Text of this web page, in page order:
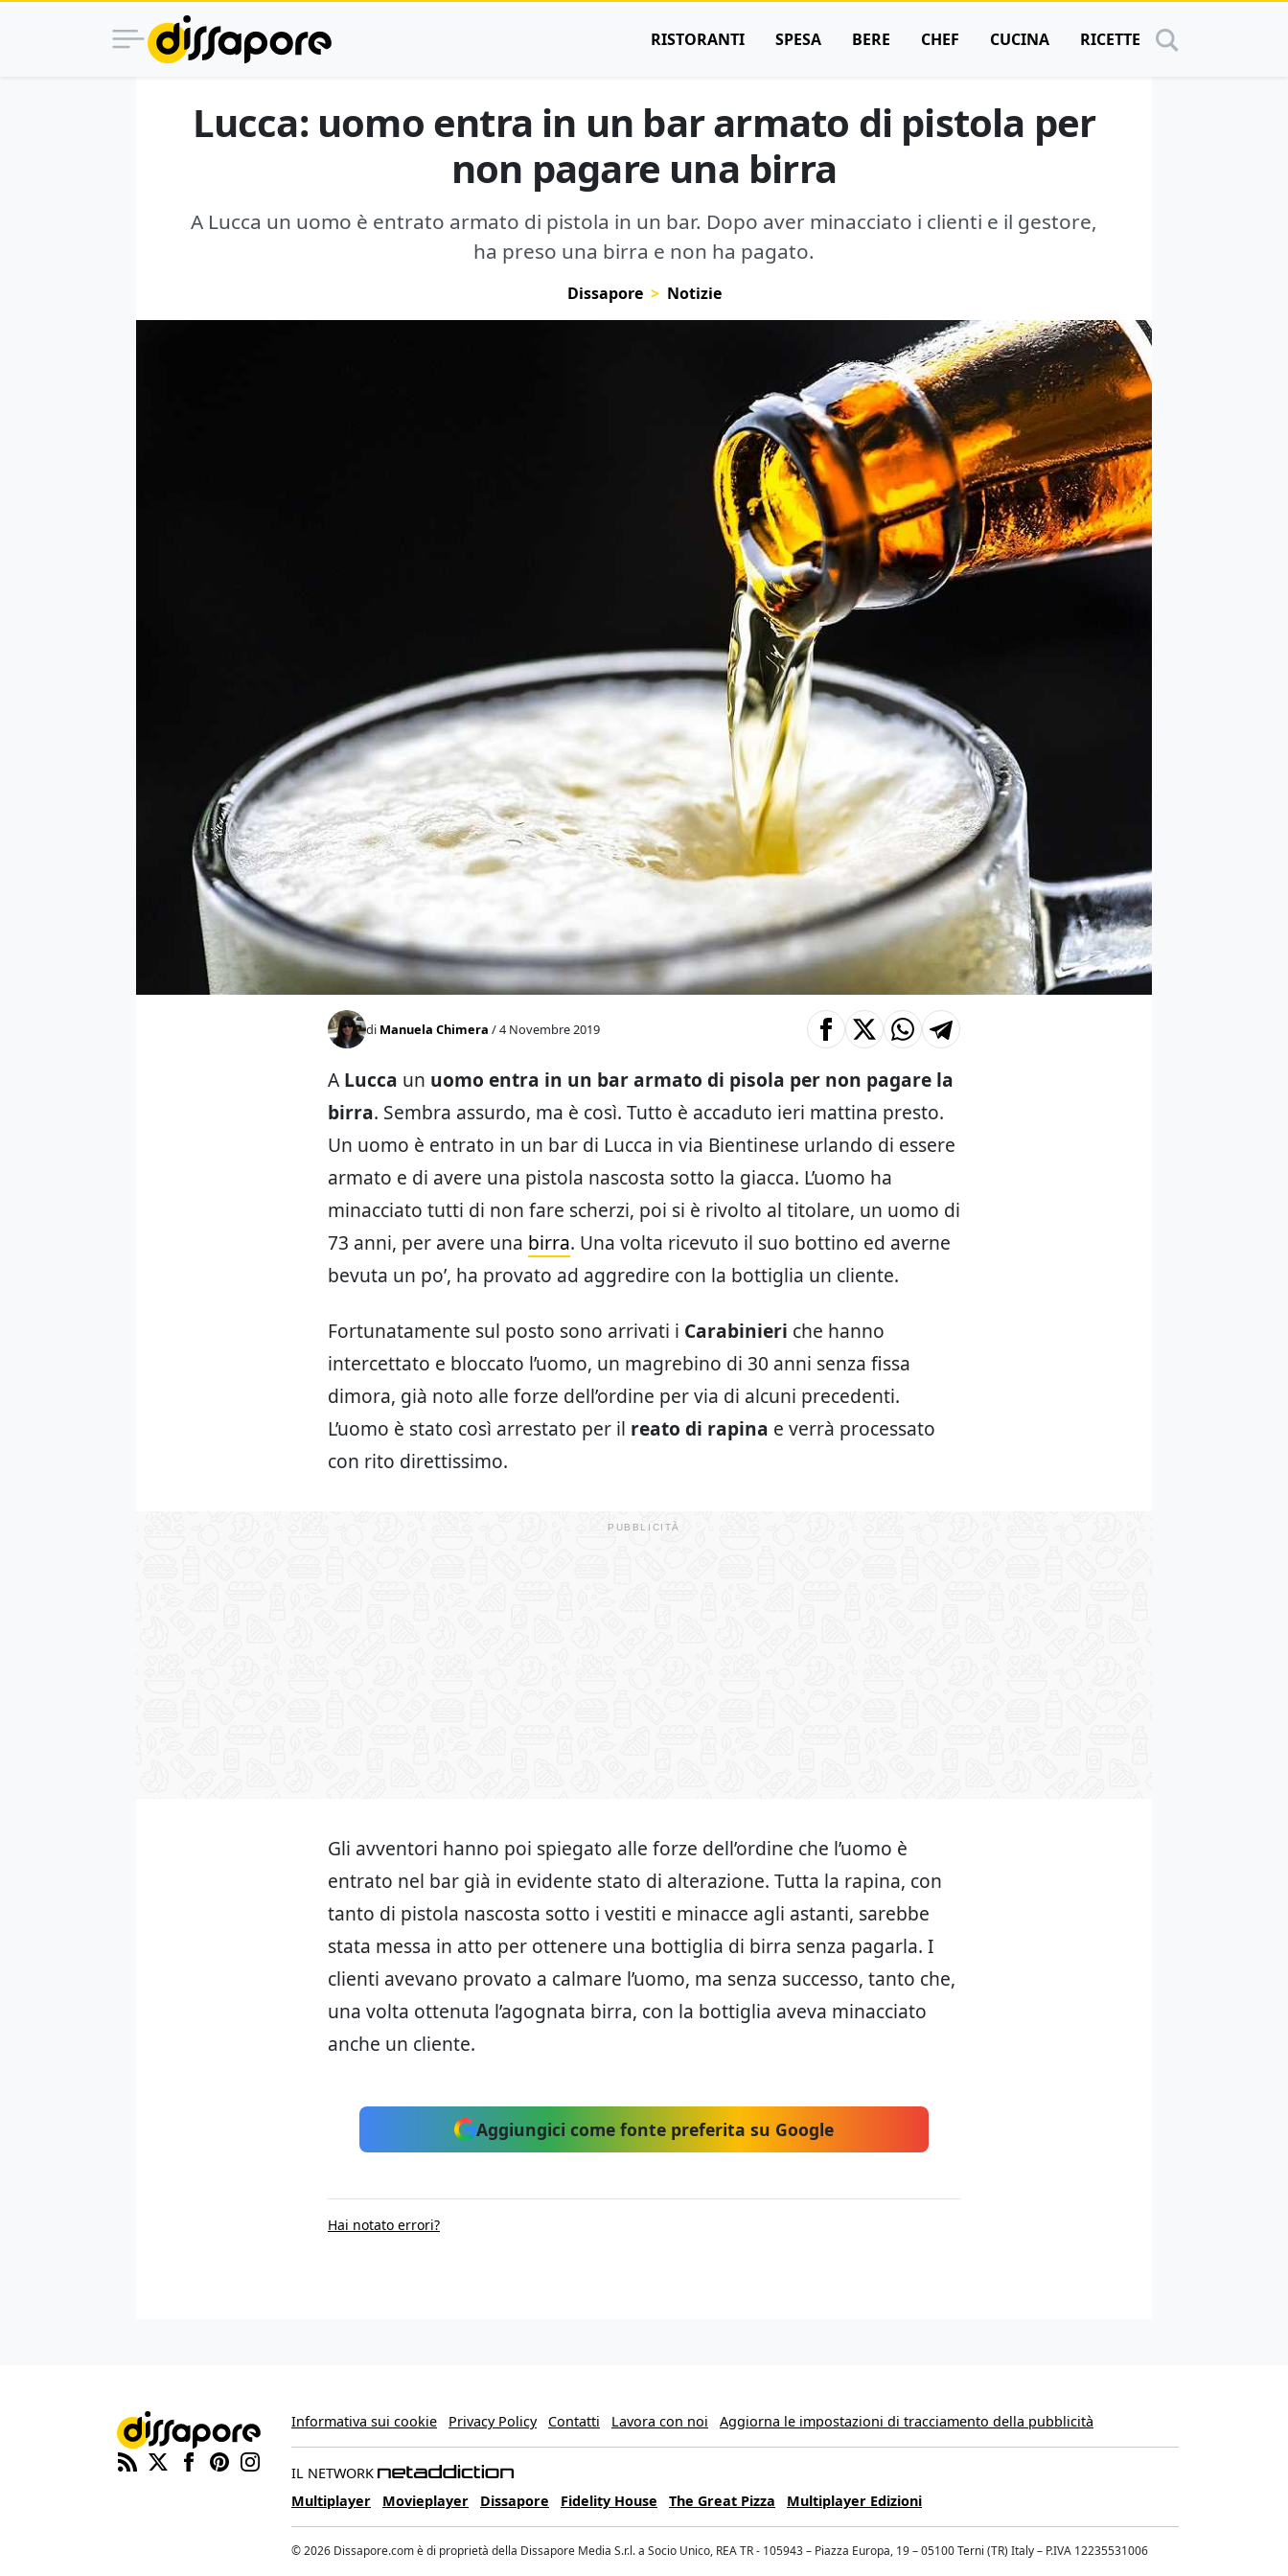
RISTORANTI SPESA BERE CHEF CUCINA RICETTE
Lucca: uomo entra in un bar armato di pistola per
non pagare una birra
A Lucca un uomo è entrato armato di pistola in un bar. Dopo aver minacciato i clienti e il gestore,
ha preso una birra e non ha pagato.
Dissapore Notizie
di Manuela Chimera / 4 Novembre 2019
A Lucca un uomo entra in un bar armato di pisola per non pagare la
birra. Sembra assurdo, ma è così. Tutto è accaduto ieri mattina presto.
Un uomo è entrato in un bar di Lucca in via Bientinese urlando di essere
armato e di avere una pistola nascosta sotto la giacca. L’uomo ha
minacciato tutti di non fare scherzi, poi si è rivolto al titolare, un uomo di
73 anni, per avere una birra. Una volta ricevuto il suo bottino ed averne
bevuta un po’, ha provato ad aggredire con la bottiglia un cliente.
Fortunatamente sul posto sono arrivati i Carabinieri che hanno
intercettato e bloccato l’uomo, un magrebino di 30 anni senza fissa
dimora, già noto alle forze dell’ordine per via di alcuni precedenti.
L’uomo è stato così arrestato per il reato di rapina e verrà processato
con rito direttissimo.
Gli avventori hanno poi spiegato alle forze dell’ordine che l’uomo è
entrato nel bar già in evidente stato di alterazione. Tutta la rapina, con
tanto di pistola nascosta sotto i vestiti e minacce agli astanti, sarebbe
stata messa in atto per ottenere una bottiglia di birra senza pagarla. I
clienti avevano provato a calmare l’uomo, ma senza successo, tanto che,
una volta ottenuta l’agognata birra, con la bottiglia aveva minacciato
anche un cliente.
Aggiungici come fonte preferita su Google
Hai notato errori?
Informativa sui cookie Privacy Policy Contatti Lavora con noi Aggiorna le impostazioni di tracciamento della pubblicità
IL NETWORK
Multiplayer
Movieplayer Dissapore Fidelity House The Great Pizza Multiplayer Edizioni
© 2026 Dissapore.com è di proprietà della Dissapore Media S.r.l. a Socio Unico, REA TR - 105943 – Piazza Europa, 19 – 05100 Terni (TR) Italy – P.IVA 12235531006